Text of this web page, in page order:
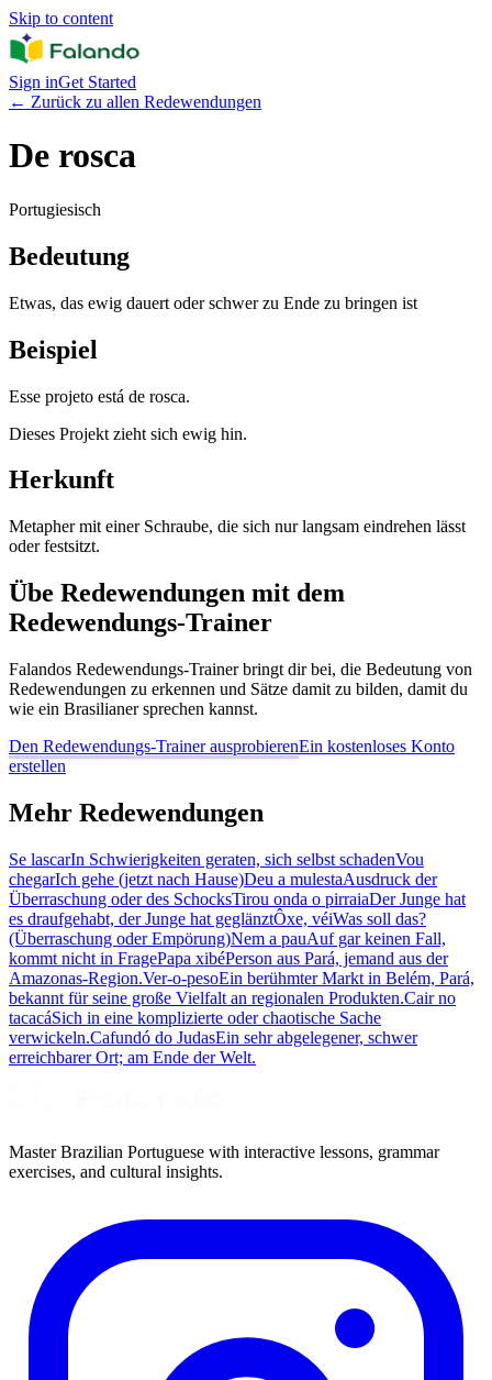
Skip to content
Sign inGet Started
← Zurück zu allen Redewendungen
De rosca
Portugiesisch
Bedeutung
Etwas, das ewig dauert oder schwer zu Ende zu bringen ist
Beispiel
Esse projeto está de rosca.
Dieses Projekt zieht sich ewig hin.
Herkunft
Metapher mit einer Schraube, die sich nur langsam eindrehen lässt
oder festsitzt.
Übe Redewendungen mit dem
Redewendungs-Trainer
Falandos Redewendungs-Trainer bringt dir bei, die Bedeutung von
Redewendungen zu erkennen und Sätze damit zu bilden, damit du
wie ein Brasilianer sprechen kannst.
Den Redewendungs-Trainer ausprobierenEin kostenloses Konto
erstellen
Mehr Redewendungen
Se lascarIn Schwierigkeiten geraten, sich selbst schadenVou
chegarIch gehe (jetzt nach Hause)Deu a mulestaAusdruck der
Überraschung oder des SchocksTirou onda o pirraiaDer Junge hat
es draufgehabt, der Junge hat geglänztÔxe, véiWas soll das?
(Überraschung oder Empörung)Nem a pauAuf gar keinen Fall,
kommt nicht in FragePapa xibéPerson aus Pará, jemand aus der
Amazonas-Region.Ver-o-pesoEin berühmter Markt in Belém, Pará,
bekannt für seine große Vielfalt an regionalen Produkten.Cair no
tacacáSich in eine komplizierte oder chaotische Sache
verwickeln.Cafundó do JudasEin sehr abgelegener, schwer
erreichbarer Ort; am Ende der Welt.
Master Brazilian Portuguese with interactive lessons, grammar
exercises, and cultural insights.